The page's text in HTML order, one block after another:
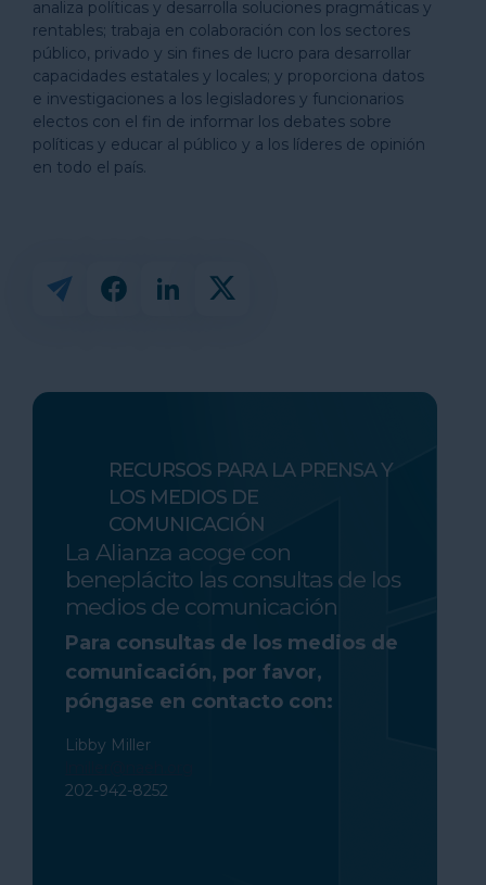
analiza políticas y desarrolla soluciones pragmáticas y
rentables; trabaja en colaboración con los sectores
público, privado y sin fines de lucro para desarrollar
capacidades estatales y locales; y proporciona datos
e investigaciones a los legisladores y funcionarios
electos con el fin de informar los debates sobre
políticas y educar al público y a los líderes de opinión
en todo el país.
RECURSOS PARA LA PRENSA Y
LOS MEDIOS DE
COMUNICACIÓN
La Alianza acoge con
beneplácito las consultas de los
medios de comunicación
Para consultas de los medios de
comunicación, por favor,
póngase en contacto con:
Libby Miller
202-942-8252